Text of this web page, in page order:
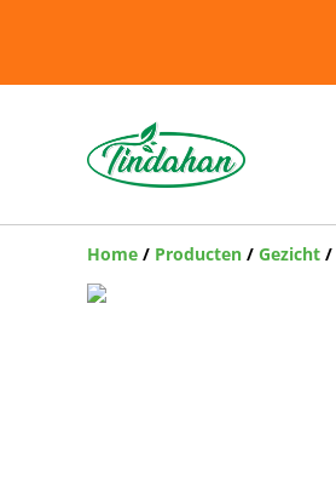
Home / Producten / Gezicht /